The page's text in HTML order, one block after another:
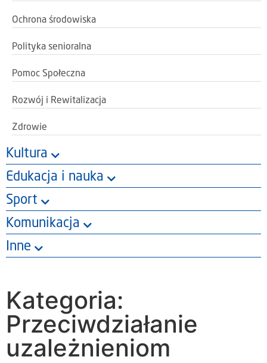
Ochrona środowiska
Polityka senioralna
Pomoc Społeczna
Rozwój i Rewitalizacja
Zdrowie
Kultura
Edukacja i nauka
Sport
Komunikacja
Inne
Kategoria:
Przeciwdziałanie
uzależnieniom